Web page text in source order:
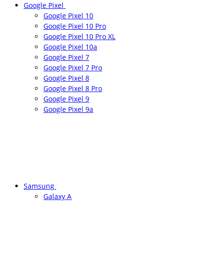
Google Pixel
Google Pixel 10
Google Pixel 10 Pro
Google Pixel 10 Pro XL
Google Pixel 10a
Google Pixel 7
Google Pixel 7 Pro
Google Pixel 8
Google Pixel 8 Pro
Google Pixel 9
Google Pixel 9a
Samsung
Galaxy A